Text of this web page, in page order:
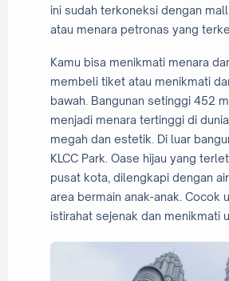
ini sudah terkoneksi dengan mall
atau menara petronas yang
Kamu bisa menikmati menara
membeli tiket atau menikmati
bawah. Bangunan setinggi 452
menjadi menara tertinggi di
megah dan estetik. Di luar
KLCC Park. Oase hijau yang
pusat kota, dilengkapi dengan
area bermain anak-anak. Cocok
istirahat sejenak dan menikmati